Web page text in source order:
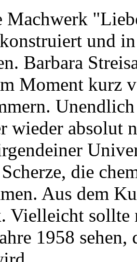
Machwerk
und
Barbara
Moment kurz
wieder absolut
die
Aus dem
Vielleicht sollte
1958